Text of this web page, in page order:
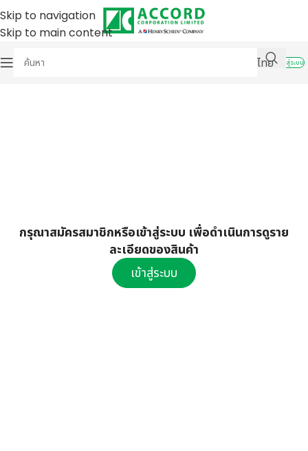
Skip to navigation
Skip to main content
ไทย
เข้าสู่ระบบ
กรุณาสมัครสมาชิกหรือเข้าสู่ระบบ เพื่อดำเนินการดูราย
ละเอียดของสินค้า
เข้าสู่ระบบ